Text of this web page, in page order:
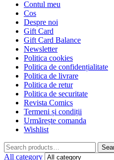
Contul meu
Cos
Despre noi
Gift Card
Gift Card Balance
Newsletter
Politica cookies
Politica de confidențialitate
Politica de livrare
Politica de retur
Politica de securitate
Revista Comics
Termeni și condiții
Urmărește comanda
Wishlist
All category